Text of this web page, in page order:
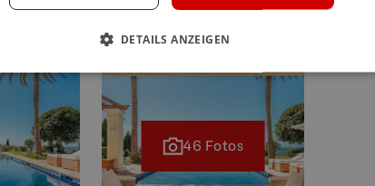
46 Fotos
DETAILS ANZEIGEN